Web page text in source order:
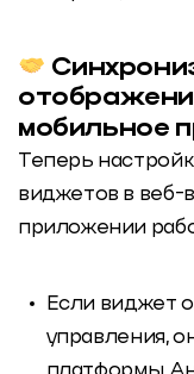
мобильное
Теперь
виджетов в веб-
приложении
Если виджет
управления,